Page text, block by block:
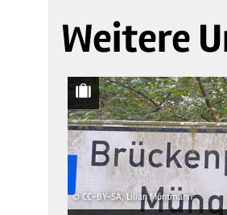
Weitere
© CC-BY-SA, Lilian Möntmann